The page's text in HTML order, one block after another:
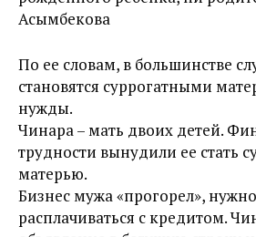
Асымбекова
По ее словам, в большинстве
становятся суррогатными
нужды.
Чинара – мать двоих детей.
трудности вынудили ее стать
матерью.
Бизнес мужа «прогорел»,
расплачиваться с кредитом.